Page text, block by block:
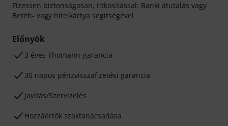
Fizessen biztonságosan, titkosítással: Banki átutalás vagy
Betéti- vagy hitelkártya segítségével
Előnyök
3 éves Thomann-garancia
30 napos pénzvisszafizetési garancia
Javítás/Szervizelés
Hozzáértők szaktanácsadása